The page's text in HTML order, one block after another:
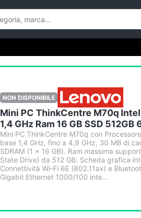
NON DISPONIBILE
Mini PC ThinkCentre M70q
1,4 GHz Ram 16 GB SSD
Mini PC ThinkCentre M70q con
base 1,4 GHz, fino a 4,9 GHz, 30 MB di
SDRAM (1 x 16 GB). Ram massima
State Drive) da 512 GB. Scheda grafica
Connettività Wi-Fi 6E (802.11ax) e
Gigabit Ethernet 1000/100 inte...